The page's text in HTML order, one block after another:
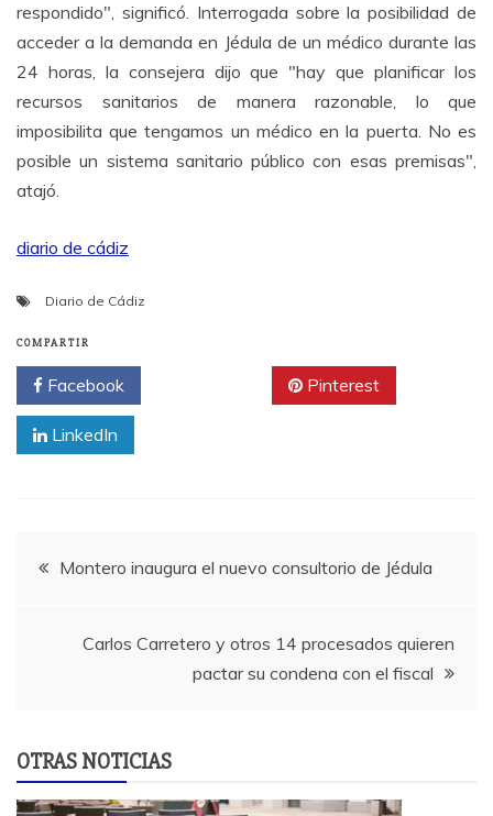
respondido", significó. Interrogada sobre la posibilidad de
acceder a la demanda en Jédula de un médico durante las
24 horas, la consejera dijo que "hay que planificar los
recursos sanitarios de manera razonable, lo que
imposibilita que tengamos un médico en la puerta. No es
posible un sistema sanitario público con esas premisas",
atajó.
diario de cádiz
Diario de Cádiz
COMPARTIR
Facebook Pinterest
LinkedIn
Navegación
Montero inaugura el nuevo consultorio de Jédula
Carlos Carretero y otros 14 procesados quieren
pactar su condena con el fiscal
OTRAS NOTICIAS